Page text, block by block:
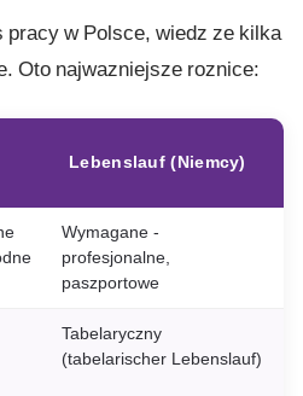
w Polsce, wiedz ze kilka
Oto najwazniejsze roznice:
Lebenslauf (Niemcy)
Wymagane -
profesjonalne,
paszportowe
Tabelaryczny
(tabelarischer Lebenslauf)